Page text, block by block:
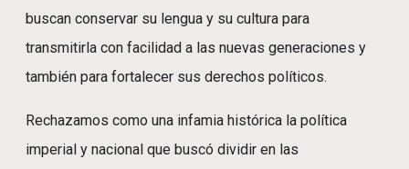
buscan conservar su lengua y su cultura para
transmitirla con facilidad a las nuevas generaciones y
también para fortalecer sus derechos políticos.
Rechazamos como una infamia histórica la política
imperial y nacional que buscó dividir en las